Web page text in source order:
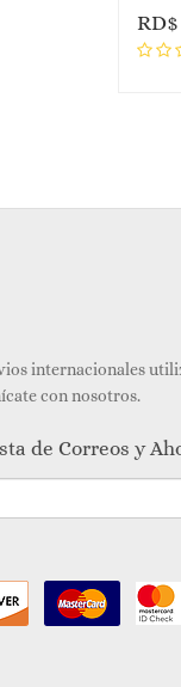
internacionales
con nosotros.
de Correos y